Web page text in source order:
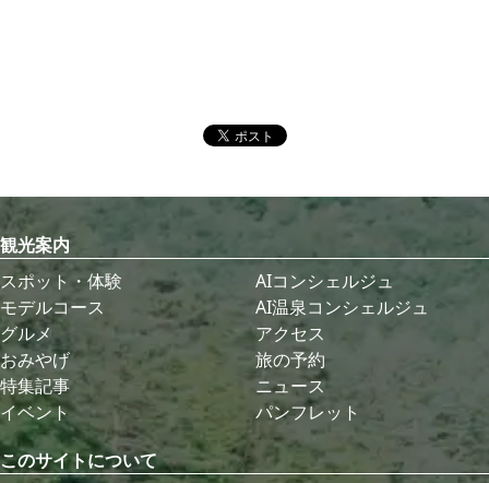
観光案内
スポット・体験
モデルコース
グルメ
おみやげ
特集記事
イベント
AIコンシェルジュ
AI温泉コンシェルジュ
アクセス
旅の予約
ニュース
パンフレット
このサイトについて